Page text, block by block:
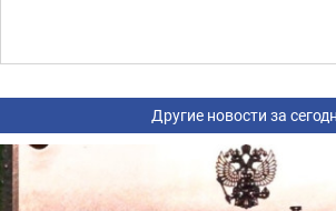
Другие новости за